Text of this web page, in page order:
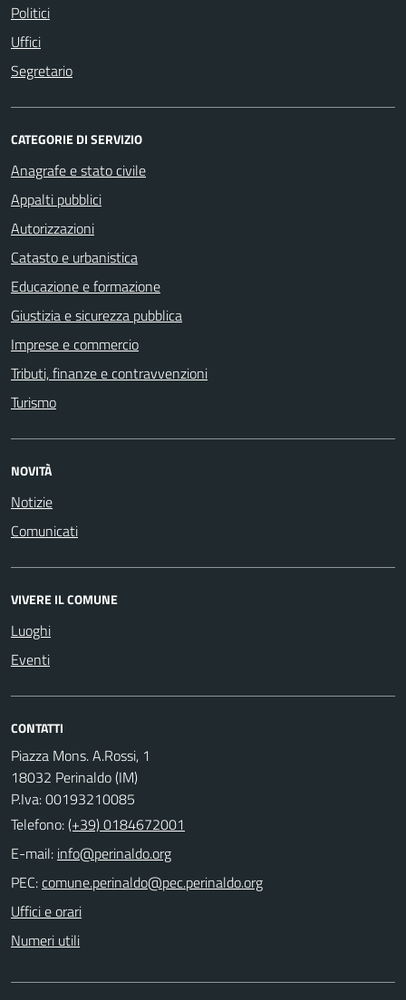
Politici
Uffici
Segretario
CATEGORIE DI SERVIZIO
Anagrafe e stato civile
Appalti pubblici
Autorizzazioni
Catasto e urbanistica
Educazione e formazione
Giustizia e sicurezza pubblica
Imprese e commercio
Tributi, finanze e contravvenzioni
Turismo
NOVITÀ
Notizie
Comunicati
VIVERE IL COMUNE
Luoghi
Eventi
CONTATTI
Piazza Mons. A.Rossi, 1
18032 Perinaldo (IM)
P.Iva: 00193210085
Telefono:(+39) 0184672001
E-mail:
PEC:
Uffici e orari
Numeri utili